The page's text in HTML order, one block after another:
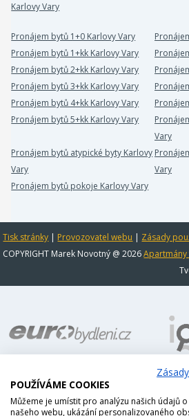
Karlovy Vary
Pronájem bytů 1+0 Karlovy Vary
Pronájem bytů 1+kk Karlovy Vary
Pronájem bytů 2+kk Karlovy Vary
Pronájem bytů 3+kk Karlovy Vary
Pronájem bytů 4+kk Karlovy Vary
Pronájem bytů 5+kk Karlovy Vary
Vary
Pronájem bytů atypické byty Karlovy
Vary
Vary
Pronájem bytů pokoje Karlovy Vary
Tisk stránky | Provozovatel webu | Zásady
COPYRIGHT Marek Novotný @ 2026Apartmány
POUŽÍVÁME COOKIES
Můžeme je umístit pro analýzu našich údajů
našeho webu, ukázání personalizovaného